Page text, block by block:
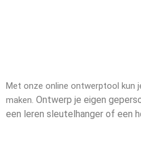
Met onze online ontwerptool kun
maken. Ontwerp je eigen
een leren sleutelhanger of een